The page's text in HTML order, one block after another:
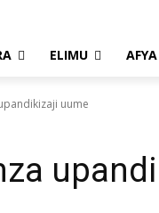
ELIMU AFYA
uume